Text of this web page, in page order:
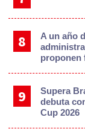
A un año
proponen
Supera
debuta
Cup 2026